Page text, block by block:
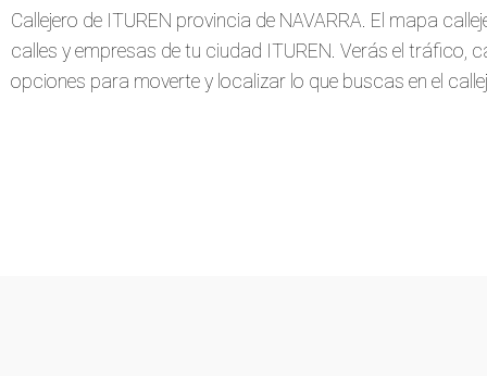
Callejero de ITUREN provincia de NAVARRA. El mapa
calles y empresas de tu ciudad ITUREN. Verás el tráfico,
opciones para moverte y localizar lo que buscas en el